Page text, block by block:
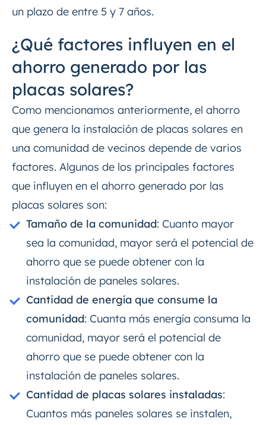
un plazo de entre 5 y 7 años.
¿Qué factores influyen en el
ahorro generado por las
placas solares?
Como mencionamos anteriormente, el ahorro
que genera la instalación de placas solares en
una comunidad de vecinos depende de varios
factores. Algunos de los principales factores
que influyen en el ahorro generado por las
placas solares son:
Tamaño de la comunidad: Cuanto mayor
sea la comunidad, mayor será el potencial de
ahorro que se puede obtener con la
instalación de paneles solares.
Cantidad de energía que consume la
comunidad: Cuanta más energía consuma la
comunidad, mayor será el potencial de
ahorro que se puede obtener con la
instalación de paneles solares.
Cantidad de placas solares instaladas:
Cuantos más paneles solares se instalen,